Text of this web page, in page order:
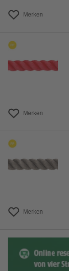
Merken
Merken
Merken